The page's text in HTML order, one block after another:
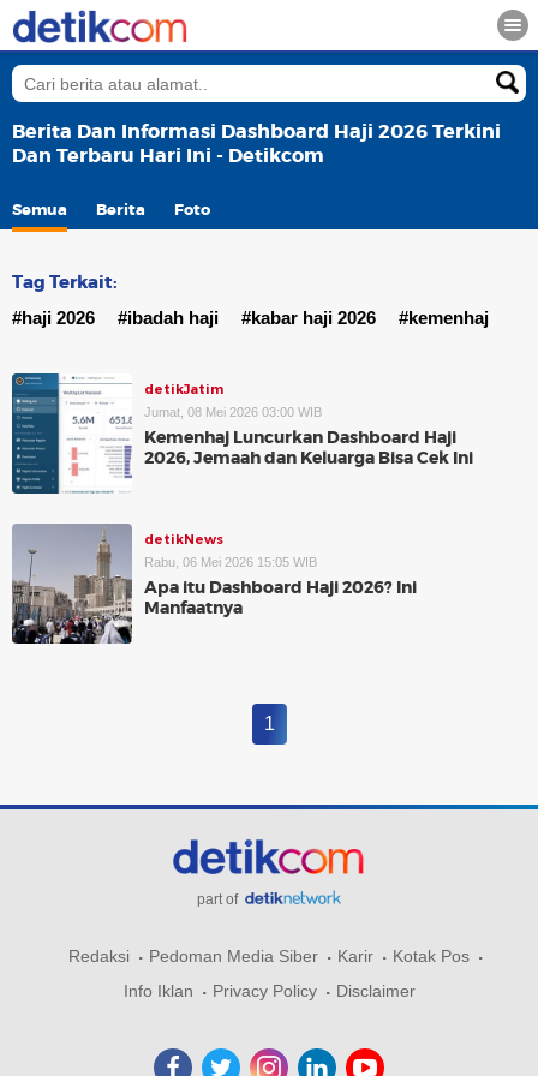
Berita Dan Informasi Dashboard Haji 2026 Terkini
Dan Terbaru Hari Ini - Detikcom
Semua Berita Foto
Tag Terkait:
#haji 2026 #ibadah haji #kabar haji 2026 #kemenhaj
detikJatim
Jumat, 08 Mei 2026 03:00 WIB
Kemenhaj Luncurkan Dashboard Haji
2026, Jemaah dan Keluarga Bisa Cek Ini
detikNews
Rabu, 06 Mei 2026 15:05 WIB
Apa itu Dashboard Haji 2026? Ini
Manfaatnya
1
part of
Redaksi Pedoman Media Siber Karir
Kotak Pos
Info Iklan
Privacy Policy Disclaimer